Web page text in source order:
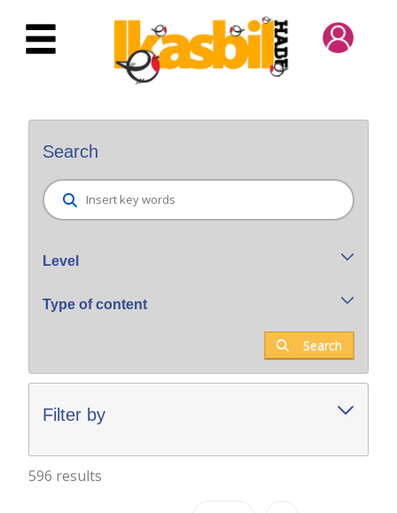
Skip to Main Content
Search
Level
Type of content
Search
Filter by
596 results